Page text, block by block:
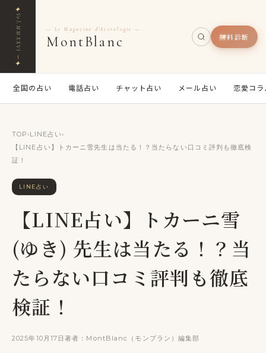
✦
Vol.MMXXVI ─
✦
— Le Magazine d'Astrologie —
MontBlanc 無料診断
全国の占い 電話占い チャット占い メール占い 恋愛コラ
TOP›LINE占い›
【LINE占い】トカーニ雪先生は当たる！？当たらない口コミ評判も徹底検
証！
LINE占い
【LINE占い】トカーニ雪
(ゆき) 先生は当たる！？当
たらない口コミ評判も徹底
検証！
2025年10月17日著者：MontBlanc（モンブラン）編集部